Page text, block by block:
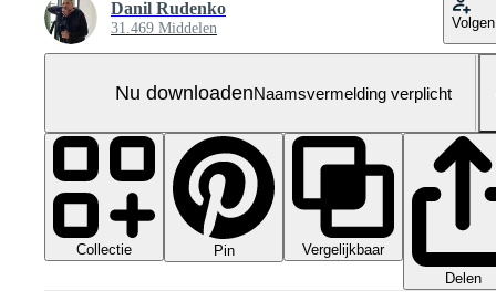
Danil Rudenko
31.469 Middelen Volgen
Nu downloadenNaamsvermelding verplicht
Collectie Pin
Vergelijkbaar
Delen